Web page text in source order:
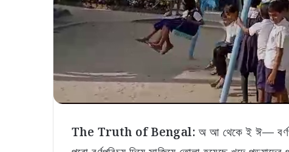
The Truth of Bengal: অ আ থেকে ই ঈ—